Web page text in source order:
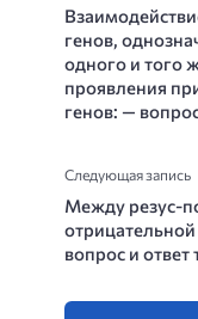
генов,
одного и того
проявления
генов: —
Следующая запись
Между резус-
вопрос и ответ